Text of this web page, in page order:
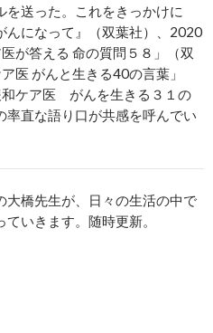
を送った。これをきっかけに
んになって』（双葉社）、2020
が答える 命の質問５８」（双
医 がんと生きる40の言葉」
和ケア医 がんを生きる３１の
直な語り口が共感を呼んでい
大橋先生が、日々の生活の中で
いきます。随時更新。